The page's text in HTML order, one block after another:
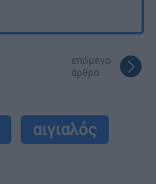
επόμενο
άρθρο
αιγιαλός